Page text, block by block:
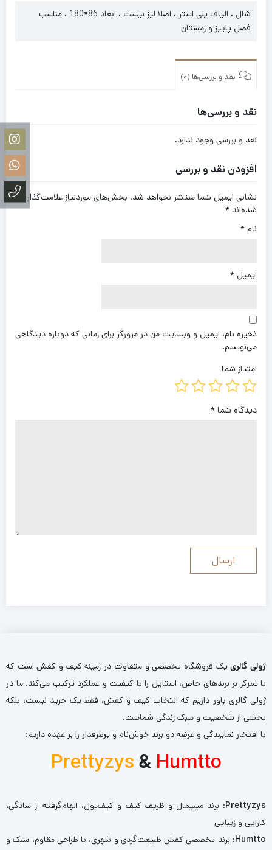
شال ، الیاف پلی استر ، اصلا لیز نیست ، ابعاد 86*180 ، مناسب
فصل پاییز و زمستان
نقد و بررسی‌ها (0)
نقد و بررسی‌ها
نقد و بررسی وجود ندارد.
افزودن نقد و بررسی
نشانی ایمیل شما منتشر نخواهد شد. بخش‌های موردنیاز علامت‌گذاری
شده‌اند *
نام *
ایمیل *
ذخیره نام، ایمیل و وبسایت من در مرورگر برای زمانی که دوباره دیدگاهی
می‌نویسم.
امتیاز شما
دیدگاه شما *
ژولی گالرییک فروشگاه تخصصی و متفاوت در زمینه کیف و کفش است که
با تمرکز بر برندهای خاص، استایل را با کیفیت و عملکرد ترکیب می‌کند. ما در
ژولی گالری باور داریم که انتخاب کیف و کفش، فقط یک خرید نیست، بلکه
بخشی از شخصیت و سبک زندگی شماست.
با افتخار نمایندگی و عرضه دو برند خوش‌نام و پرطرفدار را بر عهده داریم:
Prettyzys& Humtto
Prettyzys: برند مینیمال و ظریف کیف و کیف‌پول، الهام‌گرفته از سادگی،
کارایی و زیبایی
Humtto: برند تخصصی کفش طبیعت‌گردی و شهری، با طراحی مقاوم، سبک و